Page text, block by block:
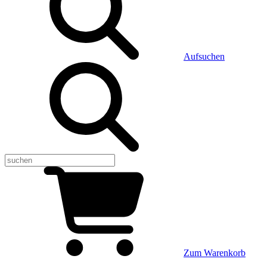
Aufsuchen
Zum Warenkorb